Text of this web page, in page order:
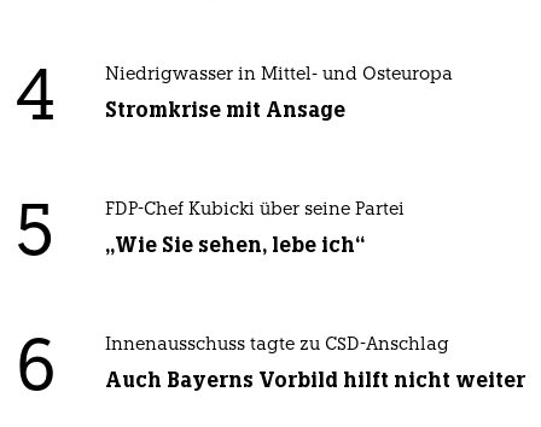
4 Niedrigwasser in Mittel- und Osteuropa
Stromkrise mit Ansage
5 FDP-Chef Kubicki über seine Partei
„Wie Sie sehen, lebe ich“
6 Innenausschuss tagte zu CSD-Anschlag
Auch Bayerns Vorbild hilft nicht weiter